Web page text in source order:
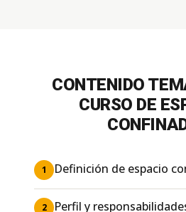
CONTENIDO
CURSO DE
1 Definición de espacio
2 Perfil y